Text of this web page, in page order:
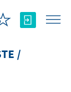
/